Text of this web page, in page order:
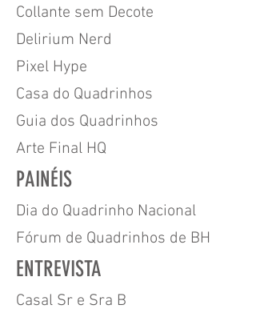
Collante sem Decote
Delirium Nerd
Pixel Hype
Casa do Quadrinhos
Guia dos Quadrinhos
Arte Final HQ
PAINÉIS
Dia do Quadrinho Nacional
Fórum de Quadrinhos de BH
ENTREVISTA
Casal Sr e Sra B